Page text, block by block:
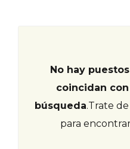
No hay
coincidan
búsqueda.Trate
para